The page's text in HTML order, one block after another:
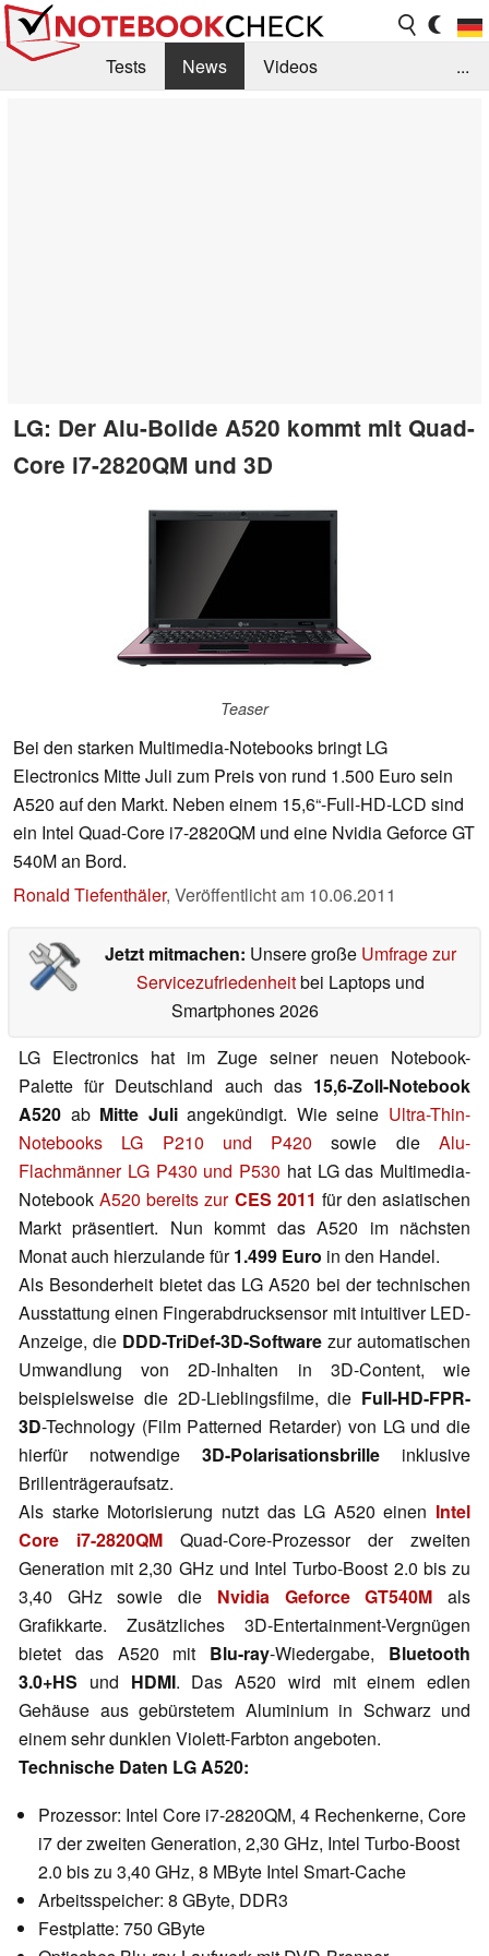
Tests News
Videos
...
LG: Der Alu-Bolide A520 kommt mit Quad-
Core i7-2820QM und 3D
Teaser
Bei den starken Multimedia-Notebooks bringt LG
Electronics Mitte Juli zum Preis von rund 1.500 Euro sein
A520 auf den Markt. Neben einem 15,6“-Full-HD-LCD sind
ein Intel Quad-Core i7-2820QM und eine Nvidia Geforce GT
540M an Bord.
Ronald Tiefenthäler, Veröffentlicht am 10.06.2011
Jetzt mitmachen: Unsere große Umfrage zur
Servicezufriedenheitbei Laptops und
Smartphones 2026
LG Electronics hat im Zuge seiner neuen Notebook-
Palette für Deutschland auch das 15,6-Zoll-Notebook
A520 ab Mitte Juliangekündigt. Wie seine Ultra-Thin-
Notebooks LG P210 und P420 sowie dieAlu-
Flachmänner LG P430 und P530 hat LG das Multimedia-
NotebookA520 bereits zur CES 2011 für den asiatischen
Markt präsentiert. Nun kommt das A520 im nächsten
Monat auch hierzulande für1.499 Euro in den Handel.
Als Besonderheit bietet das LG A520 bei der technischen
Ausstattung einen Fingerabdrucksensor mit intuitiver LED-
Anzeige, die DDD-TriDef-3D-Software zur automatischen
Umwandlung von 2D-Inhalten in 3D-Content, wie
beispielsweise die 2D-Lieblingsfilme, die Full-HD-FPR-
3D-Technology (Film Patterned Retarder) von LG und die
hierfür notwendige 3D-Polarisationsbrille inklusive
Brillenträgeraufsatz.
Als starke Motorisierung nutzt das LG A520 einen Intel
Core i7-2820QM Quad-Core-Prozessor der zweiten
Generation mit 2,30 GHz und Intel Turbo-Boost 2.0 bis zu
3,40 GHz sowie die Nvidia Geforce GT540M als
Grafikkarte. Zusätzliches 3D-Entertainment-Vergnügen
bietet das A520 mit Blu-ray-Wiedergabe, Bluetooth
3.0+HS und HDMI. Das A520 wird mit einem edlen
Gehäuse aus gebürstetem Aluminium in Schwarz und
einem sehr dunklen Violett-Farbton angeboten.
Technische Daten LG A520:
Prozessor: Intel Core i7-2820QM, 4 Rechenkerne, Core
i7 der zweiten Generation, 2,30 GHz, Intel Turbo-Boost
2.0 bis zu 3,40 GHz, 8 MByte Intel Smart-Cache
Arbeitsspeicher: 8 GByte, DDR3
Festplatte: 750 GByte